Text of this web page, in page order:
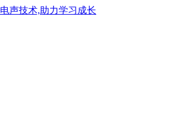
声技术,助力学习成长